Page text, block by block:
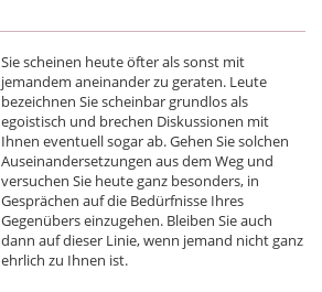
Sie scheinen heute öfter als sonst mit
jemandem aneinander zu geraten. Leute
bezeichnen Sie scheinbar grundlos als
egoistisch und brechen Diskussionen mit
Ihnen eventuell sogar ab. Gehen Sie solchen
Auseinandersetzungen aus dem Weg und
versuchen Sie heute ganz besonders, in
Gesprächen auf die Bedürfnisse Ihres
Gegenübers einzugehen. Bleiben Sie auch
dann auf dieser Linie, wenn jemand nicht ganz
ehrlich zu Ihnen ist.